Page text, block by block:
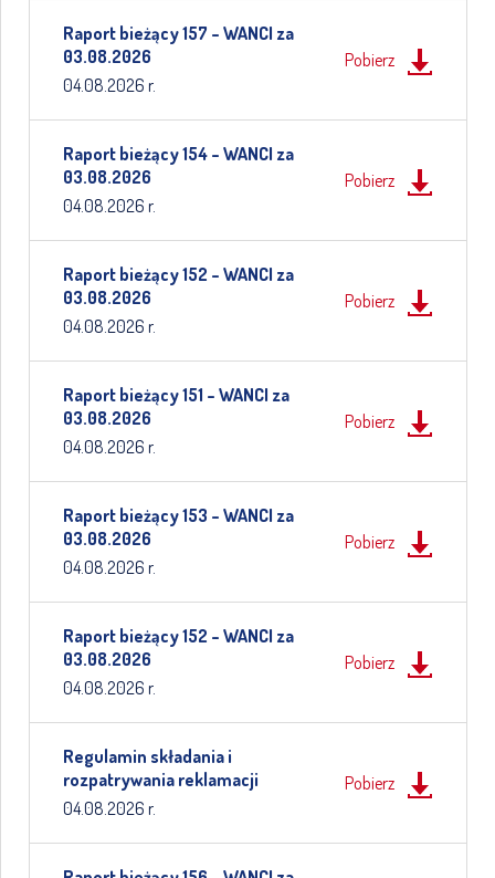
Raport bieżący 157 – WANCI za
03.08.2026
04.08.2026 r.
Pobierz
Raport bieżący 154 – WANCI za
03.08.2026
04.08.2026 r.
Pobierz
Raport bieżący 152 – WANCI za
03.08.2026
04.08.2026 r.
Pobierz
Raport bieżący 151 – WANCI za
03.08.2026
04.08.2026 r.
Pobierz
Raport bieżący 153 – WANCI za
03.08.2026
04.08.2026 r.
Pobierz
Raport bieżący 152 – WANCI za
03.08.2026
04.08.2026 r.
Pobierz
Regulamin składania i
rozpatrywania reklamacji
04.08.2026 r.
Pobierz